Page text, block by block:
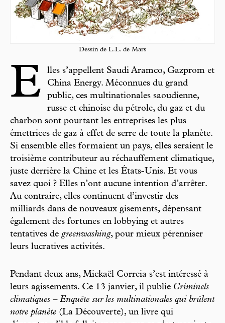
Dessin de L.L. de Mars
E
lles s’appellent Saudi Aramco, Gazprom et
China Energy. Méconnues du grand
public, ces multinationales saoudienne,
russe et chinoise du pétrole, du gaz et du
charbon sont pourtant les entreprises les plus
émettrices de gaz à effet de serre de toute la planète.
Si ensemble elles formaient un pays, elles seraient le
troisième contributeur au réchauffement climatique,
juste derrière la Chine et les États-Unis. Et vous
savez quoi ? Elles n’ont aucune intention d’arrêter.
Au contraire, elles continuent d’investir des
milliards dans de nouveaux gisements, dépensant
également des fortunes en lobbying et autres
tentatives de greenwashing, pour mieux pérenniser
leurs lucratives activités.
Pendant deux ans, Mickaël Correia s’est intéressé à
leurs agissements. Ce 13 janvier, il publie Criminels
climatiques – Enquête sur les multinationales qui brûlent
notre planète (La Découverte), un livre qui